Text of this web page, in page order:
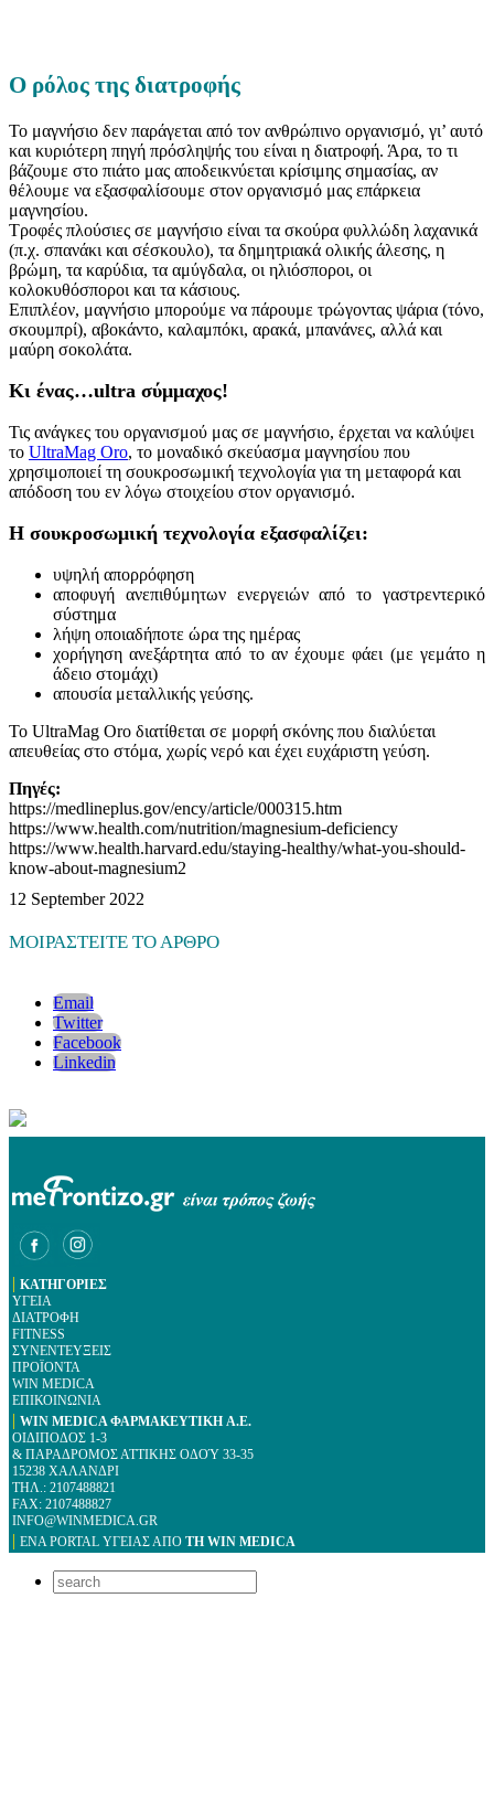
Ο ρόλος της διατροφής
Το μαγνήσιο δεν παράγεται από τον ανθρώπινο οργανισμό, γι’ αυτό
και κυριότερη πηγή πρόσληψής του είναι η διατροφή. Άρα, το τι
βάζουμε στο πιάτο μας αποδεικνύεται κρίσιμης σημασίας, αν
θέλουμε να εξασφαλίσουμε στον οργανισμό μας επάρκεια
μαγνησίου.
Τροφές πλούσιες σε μαγνήσιο είναι τα σκούρα φυλλώδη λαχανικά
(π.χ. σπανάκι και σέσκουλο), τα δημητριακά ολικής άλεσης, η
βρώμη, τα καρύδια, τα αμύγδαλα, οι ηλιόσποροι, οι
κολοκυθόσποροι και τα κάσιους.
Επιπλέον, μαγνήσιο μπορούμε να πάρουμε τρώγοντας ψάρια (τόνο,
σκουμπρί), αβοκάντο, καλαμπόκι, αρακά, μπανάνες, αλλά και
μαύρη σοκολάτα.
Κι ένας…ultra σύμμαχος!
Τις ανάγκες του οργανισμού μας σε μαγνήσιο, έρχεται να καλύψει
το UltraMag Oro, το μοναδικό σκεύασμα μαγνησίου που
χρησιμοποιεί τη σουκροσωμική τεχνολογία για τη μεταφορά και
απόδοση του εν λόγω στοιχείου στον οργανισμό.
H σουκροσωμική τεχνολογία εξασφαλίζει:
υψηλή απορρόφηση
αποφυγή ανεπιθύμητων ενεργειών από το γαστρεντερικό
σύστημα
λήψη οποιαδήποτε ώρα της ημέρας
χορήγηση ανεξάρτητα από το αν έχουμε φάει (με γεμάτο η
άδειο στομάχι)
απουσία μεταλλικής γεύσης.
Το UltraMag Oro διατίθεται σε μορφή σκόνης που διαλύεται
απευθείας στο στόμα, χωρίς νερό και έχει ευχάριστη γεύση.
Πηγές:
https://medlineplus.gov/ency/article/000315.htm
https://www.health.com/nutrition/magnesium-deficiency
https://www.health.harvard.edu/staying-healthy/what-you-should-
know-about-magnesium2
12 September 2022
ΜΟΙΡΑΣΤΕΙΤΕ ΤΟ ΑΡΘΡΟ
Email
Twitter
Facebook
Linkedin
| ΚΑΤΗΓΟΡΙΕΣ
ΥΓΕΙΑ
ΔΙΑΤΡΟΦΗ
FITNESS
ΣΥΝΕΝΤΕΥΞΕΙΣ
ΠΡΟΪΟΝΤΑ
WIN MEDICA
ΕΠΙΚΟΙΝΩΝΙΑ
| WIN MEDICA ΦΑΡΜΑΚΕΥΤΙΚΗ A.E.
ΟΙΔΙΠΟΔΟΣ 1-3
& ΠΑΡΑΔΡΟΜΟΣ ΑΤΤΙΚΗΣ ΟΔΟΎ 33-35
15238 ΧΑΛΑΝΔΡΙ
ΤΗΛ.: 2107488821
FAX: 2107488827
INFO@WINMEDICA.GR
| ΕΝΑ PORTAL YΓΕΙΑΣ ΑΠΟ ΤΗ WIN MEDICA